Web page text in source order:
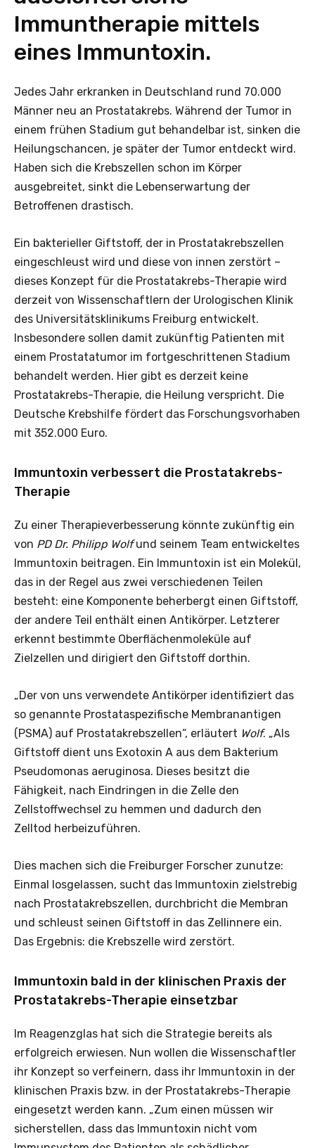
Immuntherapie mittels
eines Immuntoxin.
Jedes Jahr erkranken in Deutschland rund 70.000
Männer neu an Prostatakrebs. Während der Tumor in
einem frühen Stadium gut behandelbar ist, sinken die
Heilungschancen, je später der Tumor entdeckt wird.
Haben sich die Krebszellen schon im Körper
ausgebreitet, sinkt die Lebenserwartung der
Betroffenen drastisch.
Ein bakterieller Giftstoff, der in Prostatakrebszellen
eingeschleust wird und diese von innen zerstört –
dieses Konzept für die Prostatakrebs-Therapie wird
derzeit von Wissenschaftlern der Urologischen Klinik
des Universitätsklinikums Freiburg entwickelt.
Insbesondere sollen damit zukünftig Patienten mit
einem Prostatatumor im fortgeschrittenen Stadium
behandelt werden. Hier gibt es derzeit keine
Prostatakrebs-Therapie, die Heilung verspricht. Die
Deutsche Krebshilfe fördert das Forschungsvorhaben
mit 352.000 Euro.
Immuntoxin verbessert die Prostatakrebs-
Therapie
Zu einer Therapieverbesserung könnte zukünftig ein
von PD Dr. Philipp Wolfund seinem Team entwickeltes
Immuntoxin beitragen. Ein Immuntoxin ist ein Molekül,
das in der Regel aus zwei verschiedenen Teilen
besteht: eine Komponente beherbergt einen Giftstoff,
der andere Teil enthält einen Antikörper. Letzterer
erkennt bestimmte Oberflächenmoleküle auf
Zielzellen und dirigiert den Giftstoff dorthin.
„Der von uns verwendete Antikörper identifiziert das
so genannte Prostataspezifische Membranantigen
(PSMA) auf Prostatakrebszellen“, erläutert Wolf. „Als
Giftstoff dient uns Exotoxin A aus dem Bakterium
Pseudomonas aeruginosa. Dieses besitzt die
Fähigkeit, nach Eindringen in die Zelle den
Zellstoffwechsel zu hemmen und dadurch den
Zelltod herbeizuführen.
Dies machen sich die Freiburger Forscher zunutze:
Einmal losgelassen, sucht das Immuntoxin zielstrebig
nach Prostatakrebszellen, durchbricht die Membran
und schleust seinen Giftstoff in das Zellinnere ein.
Das Ergebnis: die Krebszelle wird zerstört.
Immuntoxin bald in der klinischen Praxis der
Prostatakrebs-Therapie einsetzbar
Im Reagenzglas hat sich die Strategie bereits als
erfolgreich erwiesen. Nun wollen die Wissenschaftler
ihr Konzept so verfeinern, dass ihr Immuntoxin in der
klinischen Praxis bzw. in der Prostatakrebs-Therapie
eingesetzt werden kann. „Zum einen müssen wir
sicherstellen, dass das Immuntoxin nicht vom